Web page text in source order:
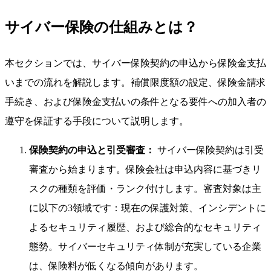
サイバー保険の仕組みとは？
本セクションでは、サイバー保険契約の申込から保険金支払
いまでの流れを解説します。補償限度額の設定、保険金請求
手続き、および保険金支払いの条件となる要件への加入者の
遵守を保証する手段について説明します。
保険契約の申込と引受審査： サイバー保険契約は引受
審査から始まります。保険会社は申込内容に基づきリ
スクの種類を評価・ランク付けします。審査対象は主
に以下の3領域です：現在の保護対策、インシデントに
よるセキュリティ履歴、および総合的なセキュリティ
態勢。サイバーセキュリティ体制が充実している企業
は、保険料が低くなる傾向があります。